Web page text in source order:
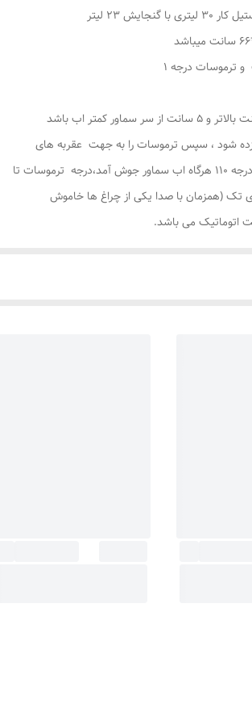
23 لیتر
سماور کمتر اب باشد
شود ، سپس ترموسات را به جهت عقربه های
ساعت بچرخانید روی درجه 110 هرگاه اب سماور جوش آمد،درجه ترموسات تا
تک (همزمان با صدا یکی از چراغ ها خاموش
اتوماتیک می باشد.